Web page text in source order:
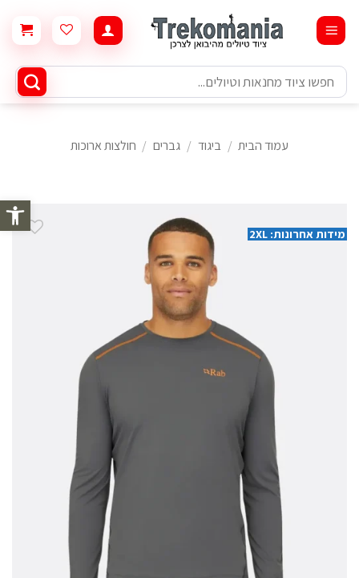
פתח
content
חיפוש
עבור:
עמוד הבית / ביגוד / גברים / חולצות ארוכות
מידות אחרונות: 2XL